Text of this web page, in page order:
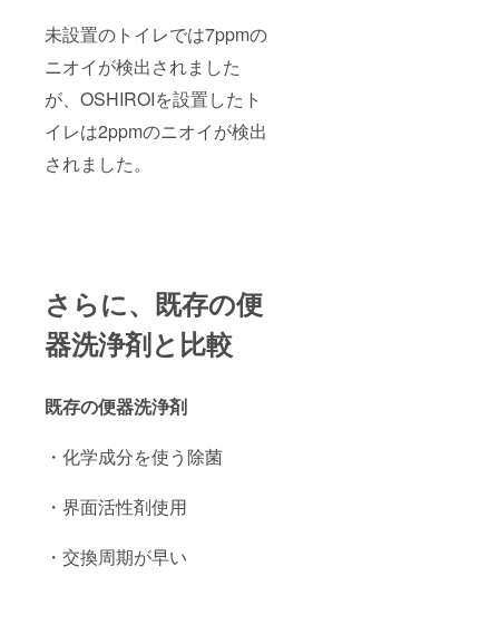
未設置のトイレでは7ppmの
ニオイが検出されました
が、OSHIROIを設置したト
イレは2ppmのニオイが検出
されました。
さらに、既存の便
器洗浄剤と比較
既存の便器洗浄剤
・化学成分を使う除菌
・界面活性剤使用
・交換周期が早い